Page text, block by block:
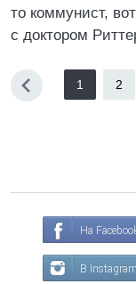
то коммунист,
с доктором
1 2
На
В Instagram